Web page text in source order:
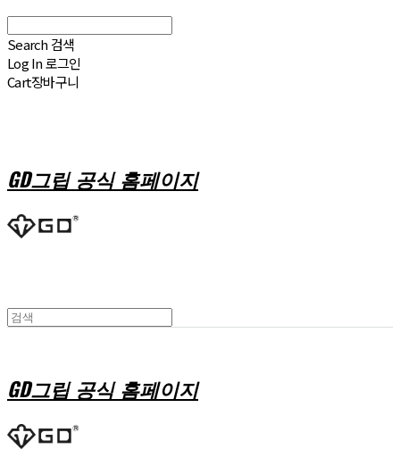
Search 검색
Log In로그인
Cart장바구니
GD그립 공식 홈페이지
GD그립 공식 홈페이지